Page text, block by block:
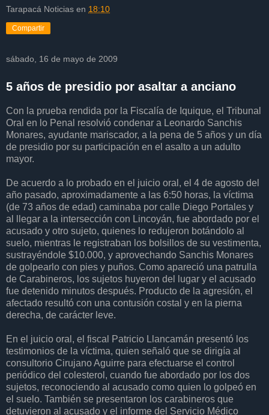
Tarapacá Noticias en 18:10
Compartir
sábado, 16 de mayo de 2009
5 años de presidio por asaltar a anciano
Con la prueba rendida por la Fiscalía de Iquique, el Tribunal
Oral en lo Penal resolvió condenar a Leonardo Sanchis
Monares, ayudante mariscador, a la pena de 5 años y un día
de presidio por su participación en el asalto a un adulto
mayor.
De acuerdo a lo probado en el juicio oral, el 4 de agosto del
año pasado, aproximadamente a las 6:50 horas, la víctima
(de 73 años de edad) caminaba por calle Diego Portales y
al llegar a la intersección con Lincoyán, fue abordado por el
acusado y otro sujeto, quienes lo redujeron botándolo al
suelo, mientras le registraban los bolsillos de su vestimenta,
sustrayéndole $10.000, y aprovechando Sanchis Monares
de golpearlo con pies y puños. Como apareció una patrulla
de Carabineros, los sujetos huyeron del lugar y el acusado
fue detenido minutos después. Producto de la agresión, el
afectado resultó con una contusión costal y en la pierna
derecha, de carácter leve.
En el juicio oral, el fiscal Patricio Llancamán presentó los
testimonios de la víctima, quien señaló que se dirigía al
consultorio Cirujano Aguirre para efectuarse el control
periódico del colesterol, cuando fue abordado por los dos
sujetos, reconociendo al acusado como quien lo golpeó en
el suelo. También se presentaron los carabineros que
detuvieron al acusado y el informe del Servicio Médico